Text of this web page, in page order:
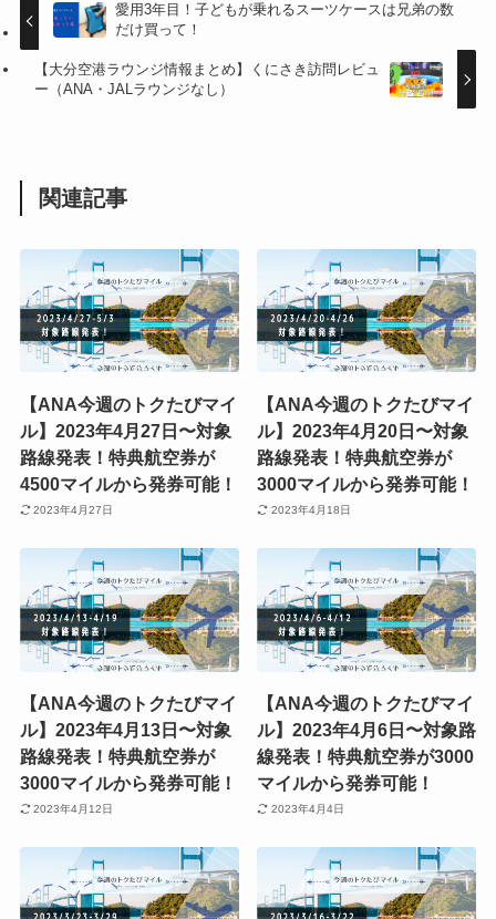
愛用3年目！子どもが乗れるスーツケースは兄弟の数
だけ買って！
【大分空港ラウンジ情報まとめ】くにさき訪問レビュ
ー（ANA・JALラウンジなし）
関連記事
【ANA今週のトクたびマイ
ル】2023年4月27日〜対象
路線発表！特典航空券が
4500マイルから発券可能！
2023年4月27日
【ANA今週のトクたびマイ
ル】2023年4月20日〜対象
路線発表！特典航空券が
3000マイルから発券可能！
2023年4月18日
【ANA今週のトクたびマイ
ル】2023年4月13日〜対象
路線発表！特典航空券が
3000マイルから発券可能！
2023年4月12日
【ANA今週のトクたびマイ
ル】2023年4月6日〜対象路
線発表！特典航空券が3000
マイルから発券可能！
2023年4月4日